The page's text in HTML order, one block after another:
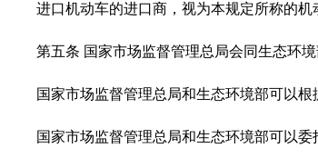
进口机动车的进口商，视为本规定所称的机
第五条 国家市场监督管理总局会同生态环
国家市场监督管理总局和生态环境部可以
国家市场监督管理总局和生态环境部可以